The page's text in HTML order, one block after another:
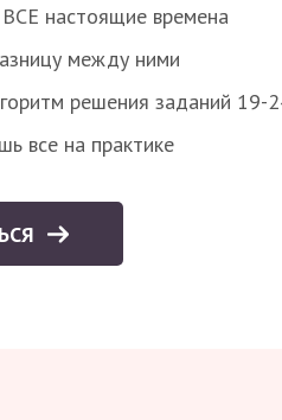
настоящие времена
между ними
решения заданий 19-
все на практике